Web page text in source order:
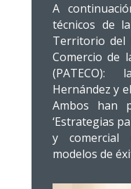
A
técnicos de
Territorio del
Comercio de
(PATECO):
Hernández y
Ambos han
‘Estrategias
y comercial
modelos de